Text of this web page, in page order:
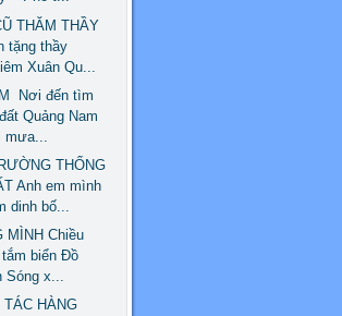
THĂM THẦY
tặng thầy
Xuân Qu...
Nơi đến tìm
Quảng Nam
THỐNG
Anh em mình
dinh bố...
MÌNH Chiều
biển Đồ
Sóng x...
TÁC HÀNG